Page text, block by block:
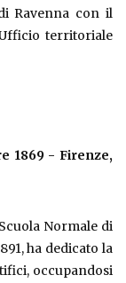
Ravenna con il
territoriale
1869 - Firenze,
Normale di
ha dedicato la
occupandosi